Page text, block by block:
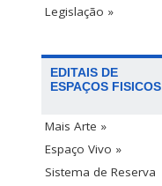
Legislação »
EDITAIS DE
ESPAÇOS FISICOS
Mais Arte »
Espaço Vivo »
Sistema de Reserva